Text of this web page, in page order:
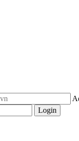
Login